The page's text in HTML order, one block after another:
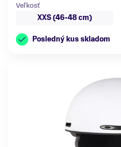
Veľkosť
XXS (46-48 cm)
Posledný kus skladom